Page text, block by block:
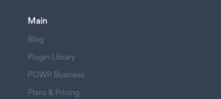
Main
Blog
Plugin Library
POWR Business
Plans & Pricing